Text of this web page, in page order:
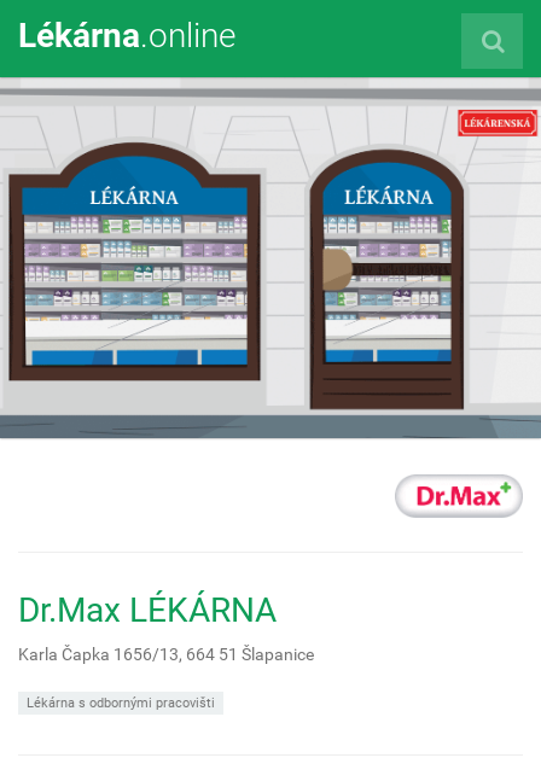
Lékárna.online
Dr.Max LÉKÁRNA
Karla Čapka 1656/13, 664 51 Šlapanice
Lékárna s odbornými pracovišti